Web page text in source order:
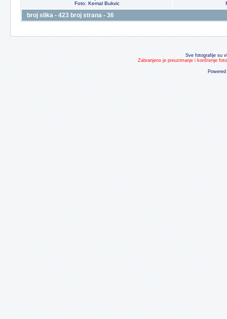
Foto: Kemal Bukvic
broj slika - 423 broj strana - 36
Sve fotografije su
Zabranjeno je preuzimanje i korištenje